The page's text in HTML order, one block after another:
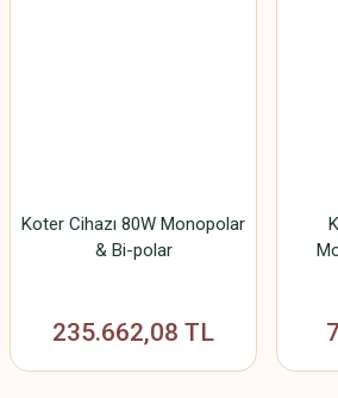
Koter Cihazı 80W Monopolar
& Bi-polar
235.662,08 TL